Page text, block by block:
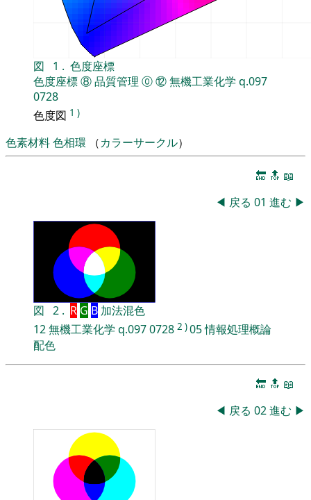
図 1 . 色度座標
色度座標⑧品質管理 ⓪⑫無機工業化学 q.097
0728
色度図 1 )
色素材料色相環 （カラーサークル）
🔚 🔝 📖
◀ 戻る 01 進む ▶
図 2 . R G B加法混色
12無機工業化学 q.0970728 2 )05情報処理概論
配色
🔚 🔝 📖
◀ 戻る 02進む ▶